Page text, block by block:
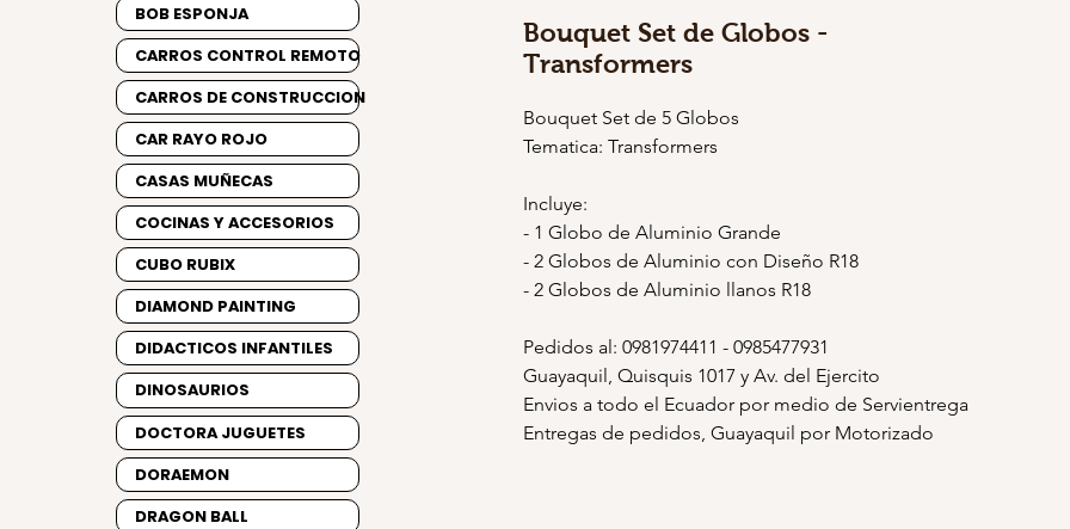
Bouquet Set de Globos -
Transformers
Bouquet Set de 5 Globos
Tematica: Transformers
Incluye:
- 1 Globo de Aluminio Grande
- 2 Globos de Aluminio con Diseño R18
- 2 Globos de Aluminio llanos R18
Pedidos al: 0981974411 - 0985477931
Guayaquil, Quisquis 1017 y Av. del Ejercito
Envios a todo el Ecuador por medio de Servientrega
Entregas de pedidos, Guayaquil por Motorizado
BOB ESPONJA
CARROS CONTROL REMOTO
CARROS DE CONSTRUCCION
CAR RAYO ROJO
CASAS MUÑECAS
COCINAS Y ACCESORIOS
CUBO RUBIX
DIAMOND PAINTING
DIDACTICOS INFANTILES
DINOSAURIOS
DOCTORA JUGUETES
DORAEMON
DRAGON BALL